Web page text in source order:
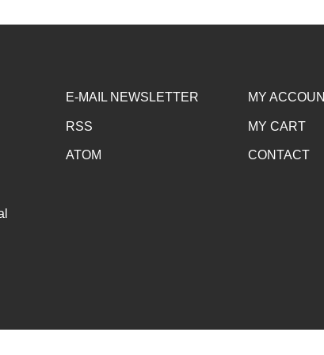
E-MAIL NEWSLETTER
RSS
ATOM
MY
MY CART
CONTACT